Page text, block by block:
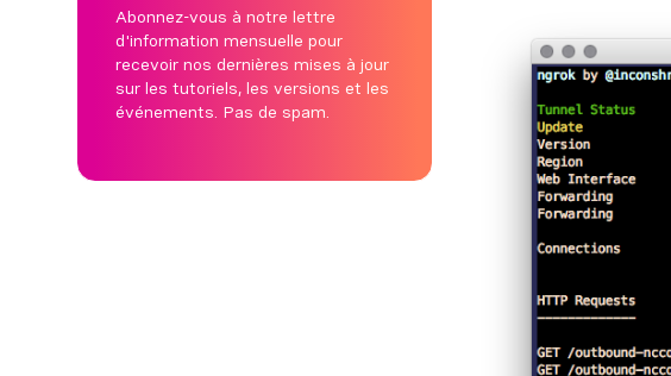
Abonnez-vous à notre lettre
d'information mensuelle pour
recevoir nos dernières mises à jour
sur les tutoriels, les versions et les
événements. Pas de spam.